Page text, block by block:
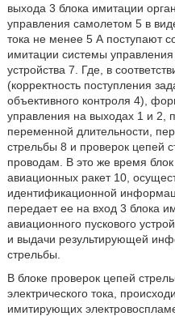
выхода 3 блока имитации
управления самолетом 5 в
тока не менее 5 А поступают
имитации системы управления
устройства 7. Где, в
(корректность поступления
объективного контроля 4),
управления на выходах 1 и 2,
переменной длительности,
стрельбы 8 и проверок цепей
проводам. В это же время
авиационных ракет 10,
идентификационной
передает ее на вход 3 блока
авиационного пускового
и выдачи результирующей
стрельбы.
В блоке проверок цепей
электрического тока,
имитирующих